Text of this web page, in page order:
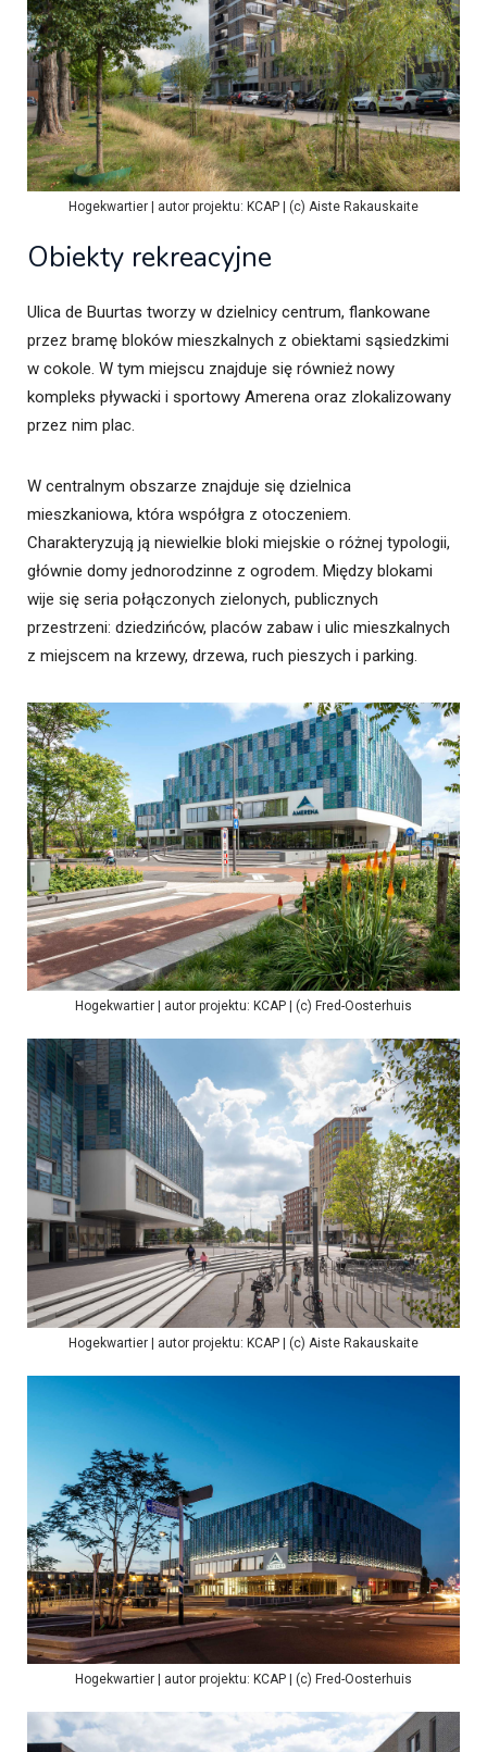
Hogekwartier | autor projektu: KCAP | (c) Aiste Rakauskaite
Obiekty rekreacyjne
Ulica de Buurtas tworzy w dzielnicy centrum, flankowane
przez bramę bloków mieszkalnych z obiektami sąsiedzkimi
w cokole. W tym miejscu znajduje się również nowy
kompleks pływacki i sportowy Amerena oraz zlokalizowany
przez nim plac.
W centralnym obszarze znajduje się dzielnica
mieszkaniowa, która współgra z otoczeniem.
Charakteryzują ją niewielkie bloki miejskie o różnej typologii,
głównie domy jednorodzinne z ogrodem. Między blokami
wije się seria połączonych zielonych, publicznych
przestrzeni: dziedzińców, placów zabaw i ulic mieszkalnych
z miejscem na krzewy, drzewa, ruch pieszych i parking.
Hogekwartier | autor projektu: KCAP | (c) Fred-Oosterhuis
Hogekwartier | autor projektu: KCAP | (c) Aiste Rakauskaite
Hogekwartier | autor projektu: KCAP | (c) Fred-Oosterhuis